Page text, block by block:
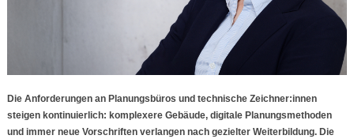
Die Anforderungen an Planungsbüros und technische Zeichner:innen
steigen kontinuierlich: komplexere Gebäude, digitale Planungsmethoden
und immer neue Vorschriften verlangen nach gezielter Weiterbildung. Die